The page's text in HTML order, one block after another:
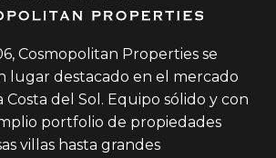
Cosmopolitan Properties se
lugar destacado en el mercado
Costa del Sol. Equipo sólido y con
portfolio de propiedades
villas hasta grandes